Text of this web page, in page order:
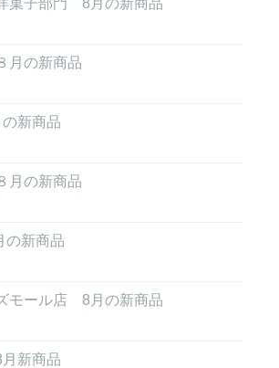
の新商品
新商品
月の新商品
の新商品
モール店 8月の新商品
新商品